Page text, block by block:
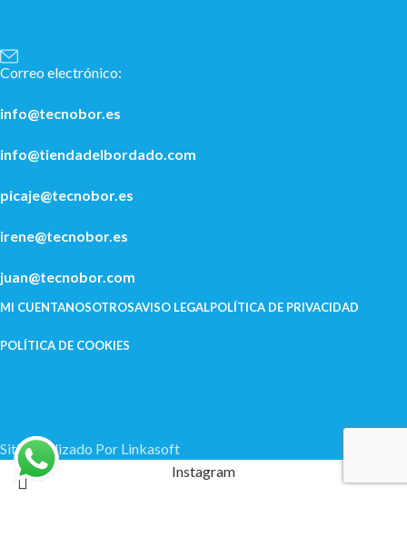
Correo electrónico:
info@tecnobor.es
info@tiendadelbordado.com
picaje@tecnobor.es
irene@tecnobor.es
juan@tecnobor.com
MI CUENTANOSOTROSAVISO LEGALPOLÍ­TICA DE PRIVACIDAD
POLÍTICA DE COOKIES
Sitio Realizado Por Linkasoft
Instagram